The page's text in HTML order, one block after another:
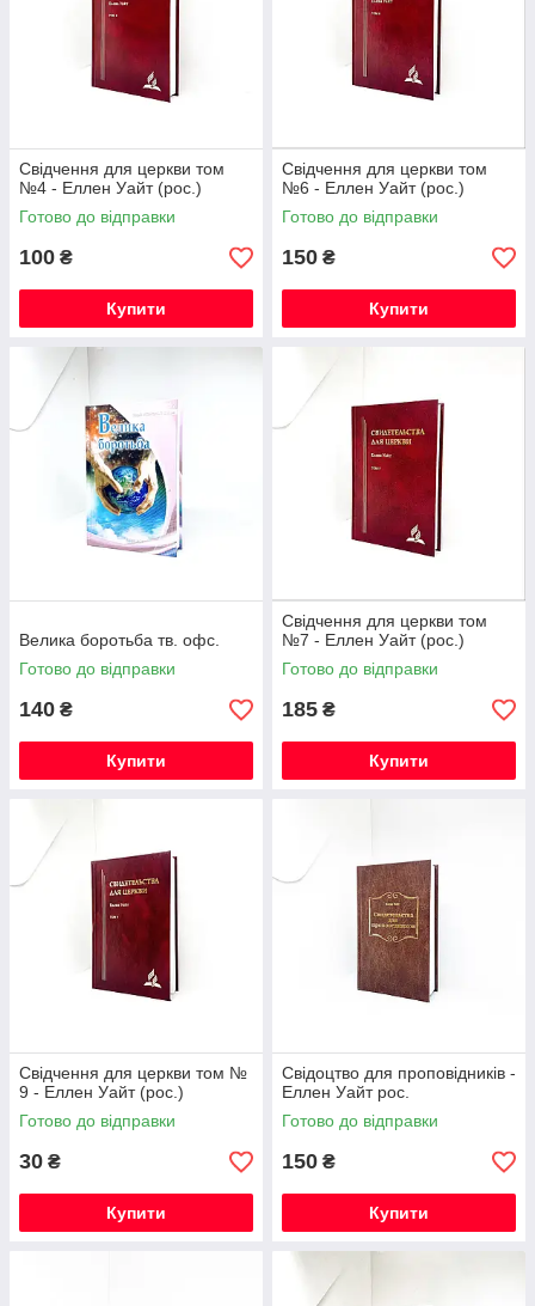
Свідчення для церкви том
№4 - Еллен Уайт (рос.)
Готово до відправки
100 ₴
Купити
Свідчення для церкви том
№6 - Еллен Уайт (рос.)
Готово до відправки
150 ₴
Купити
Велика боротьба тв. офс.
Готово до відправки
140 ₴
Купити
Свідчення для церкви том
№7 - Еллен Уайт (рос.)
Готово до відправки
185 ₴
Купити
Свідчення для церкви том №
9 - Еллен Уайт (рос.)
Готово до відправки
30 ₴
Купити
Свідоцтво для проповідників -
Еллен Уайт рос.
Готово до відправки
150 ₴
Купити